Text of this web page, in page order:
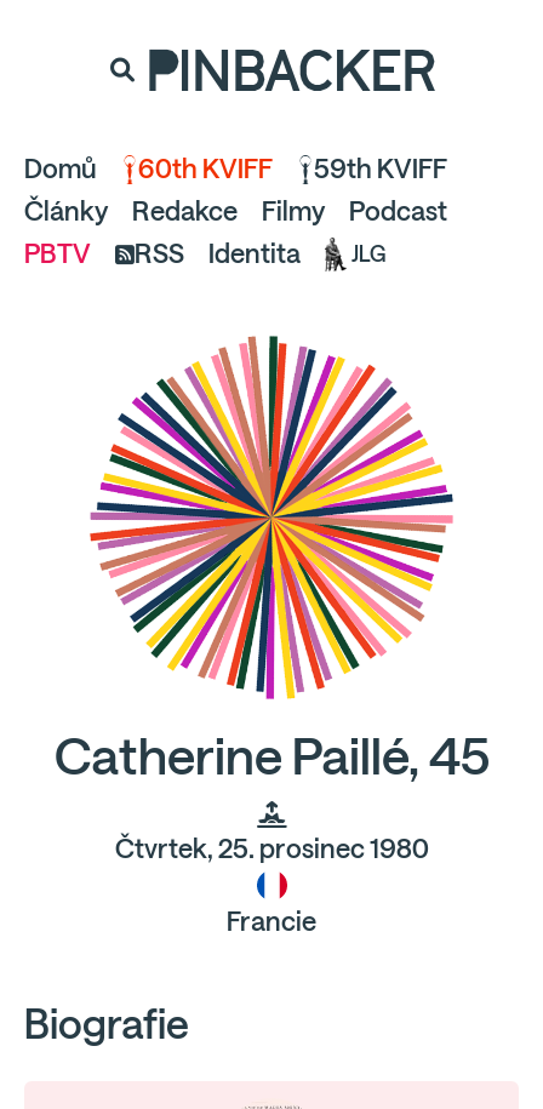
a pusťte se do čtení.
PINBACKER
Domů 60th KVIFF
59th KVIFF
Články
Redakce Filmy
Podcast
PBTV
RSS Identita JLG
Catherine Paillé, 45
Čtvrtek, 25. prosinec 1980
Francie
Biografie